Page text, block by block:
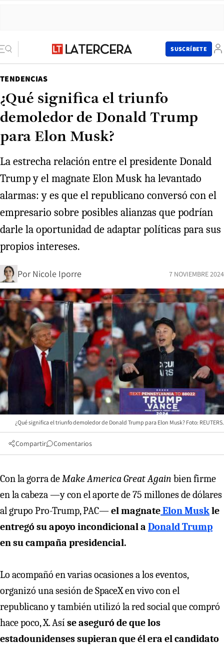
SUSCRÍBETE
TENDENCIAS
¿Qué significa el triunfo
demoledor de Donald Trump
para Elon Musk?
La estrecha relación entre el presidente Donald
Trump y el magnate Elon Musk ha levantado
alarmas: y es que el republicano conversó con el
empresario sobre posibles alianzas que podrían
darle la oportunidad de adaptar políticas para sus
propios intereses.
Por Nicole Iporre 7 NOVIEMBRE 2024
¿Qué significa el triunfo demoledor de Donald Trump para Elon Musk? Foto: REUTERS.
Compartir Comentarios
Con la gorra deMake America Great Again bien firme
en la cabeza —y con el aporte de 75 millones de dólares
al grupo Pro-Trump, PAC—el magnateElon Muskle
entregó su apoyo incondicional a Donald Trump
en su campaña presidencial.
Lo acompañó en varias ocasiones a los eventos,
organizó una sesión de SpaceX en vivo con el
republicano y también utilizó la red social que compró
hace poco, X. Así se aseguró de que los
estadounidenses supieran que él era el candidato